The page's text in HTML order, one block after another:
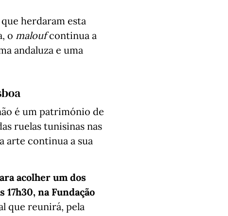
herdaram esta
o maloufcontinua a
andaluza e uma
é um património de
ruelas tunisinas nas
arte continua a sua
acolher um dos
na Fundação
que reunirá, pela